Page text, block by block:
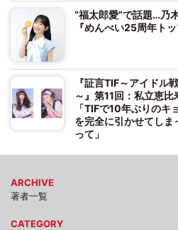
“福太郎愛”で話題…乃
『めんべい25周年ト
『証言TIF～アイドル
～』第11回：私立恵
「TIFで10年ぶりのキ
を完全に引かせてし
って」
ARCHIVE
著者一覧
CATEGORY